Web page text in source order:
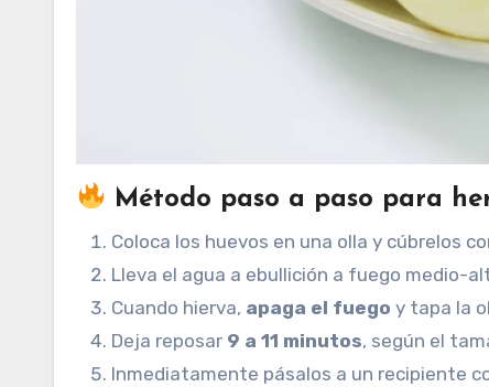
Método paso a paso para
Coloca los huevos en una olla y cúbrelos
Lleva el agua a ebullición a fuego medio-
Cuando hierva, apaga el fuego y tapa la
Deja reposar 9 a 11 minutos, según el
Inmediatamente pásalos a un recipiente